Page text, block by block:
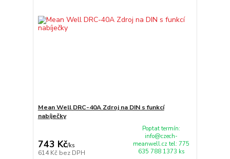
Mean Well DRC-40A Zdroj na DIN s funkcí
nabíječky
743 Kč/ks
614 Kč bez DPH
Poptat termín:
info@czech-
meanwell.cz tel: 775
635 788 1373 ks